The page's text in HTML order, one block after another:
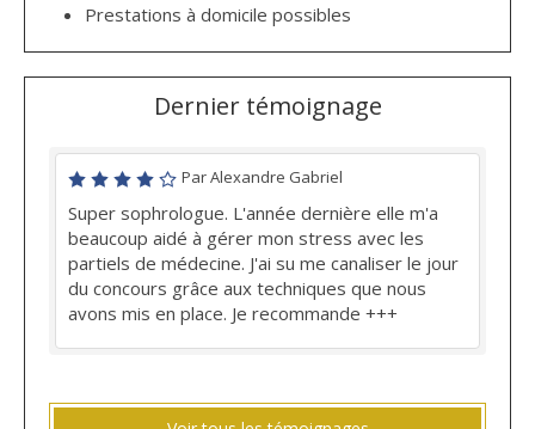
Prestations à domicile possibles
Dernier témoignage
Par Alexandre Gabriel
Super sophrologue. L'année dernière elle m'a
beaucoup aidé à gérer mon stress avec les
partiels de médecine. J'ai su me canaliser le jour
du concours grâce aux techniques que nous
avons mis en place. Je recommande +++